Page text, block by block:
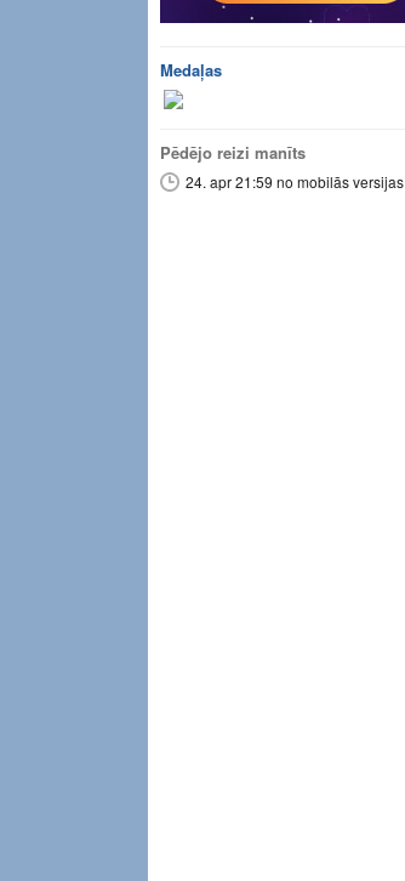
Medaļas
Pēdējo reizi manīts
24. apr 21:59 no mobilās versijas